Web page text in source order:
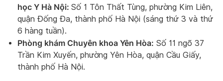
học Y Hà Nội: Số 1 Tôn Thất Tùng, phường Kim Liên,
quận Đống Đa, thành phố Hà Nội (sáng thứ 3 và thứ
6 hàng tuần).
Phòng khám Chuyên khoa Yên Hòa: Số 11 ngõ 37
Trần Kim Xuyến, phường Yên Hòa, quận Cầu Giấy,
thành phố Hà Nội.